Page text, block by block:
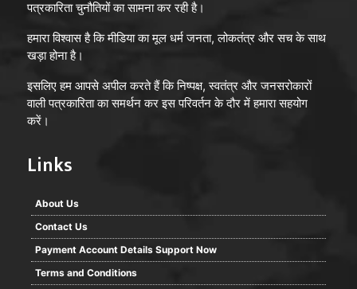
पत्रकारिता चुनौतियों का सामना कर रही है।
हमारा विश्वास है कि मीडिया का मूल धर्म जनता, लोकतंत्र और सच के साथ
खड़ा होना है।
इसलिए हम आपसे अपील करते हैं कि निष्पक्ष, स्वतंत्र और जनसरोकारों
वाली पत्रकारिता का समर्थन कर इस परिवर्तन के दौर में हमारा सहयोग
करें।
Links
About Us
Contact Us
Payment Account Details Support Now
Terms and Conditions